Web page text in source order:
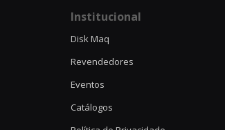
Institucional
Disk Maq
Revendedores
Eventos
Catálogos